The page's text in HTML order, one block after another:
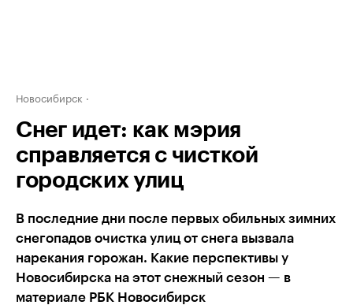
Новосибирск
Снег идет: как мэрия
справляется с чисткой
городских улиц
В последние дни после первых обильных зимних
снегопадов очистка улиц от снега вызвала
нарекания горожан. Какие перспективы у
Новосибирска на этот снежный сезон — в
материале РБК Новосибирск